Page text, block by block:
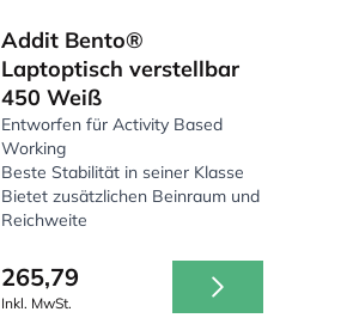
Addit Bento®
Laptoptisch verstellbar
450 Weiß
Entworfen für Activity Based
Working
Beste Stabilität in seiner Klasse
Bietet zusätzlichen Beinraum und
Reichweite
265,79
Inkl. MwSt.